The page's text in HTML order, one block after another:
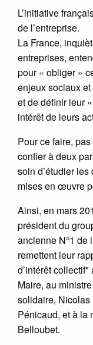
L’initiative
de l’entreprise.
La France,
entreprises,
pour « obliger »
enjeux sociaux
et de définir leur
intérêt de leurs
Pour ce faire,
confier à deux
soin d’étudier
mises en œuvre
Ainsi, en mars
président du
ancienne N°1 de
remettent leur
d’intérêt
Maire, au
solidaire, Nicolas
Pénicaud, et à la
Belloubet.